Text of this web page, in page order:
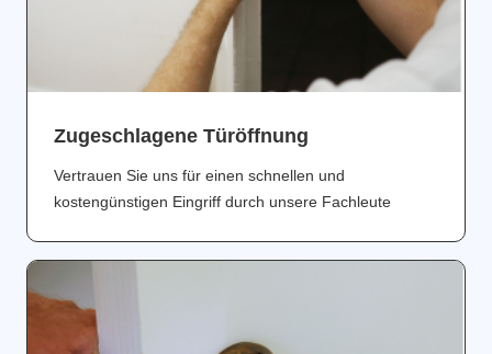
Zugeschlagene Türöffnung
Vertrauen Sie uns für einen schnellen und
kostengünstigen Eingriff durch unsere Fachleute